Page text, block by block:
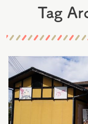
ン
へ
キ
ッ
プ
Tag